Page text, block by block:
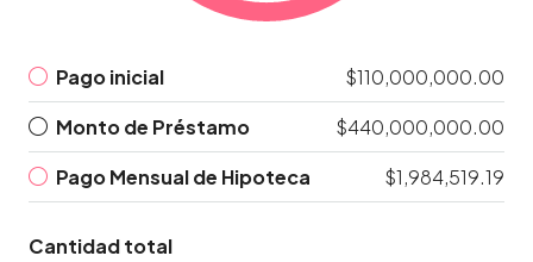
Pago inicial
$110,000,000.00
Monto de Préstamo
$440,000,000.00
Pago Mensual de Hipoteca
$1,984,519.19
Cantidad total